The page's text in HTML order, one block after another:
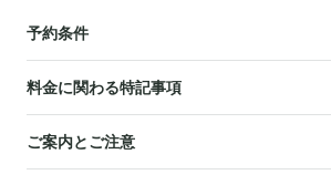
予約条件
料金に関わる特記事項
ご案内とご注意